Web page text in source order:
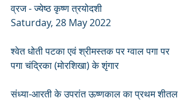
व्रज - ज्येष्ठ कृष्ण त्रयोदशी
Saturday, 28 May 2022
श्वेत धोती पटका एवं श्रीमस्तक पर ग्वाल पगा पर
पगा चंद्रिका (मोरशिखा) के शृंगार
संध्या-आरती के उपरांत ऊष्णकाल का प्रथम शीतल